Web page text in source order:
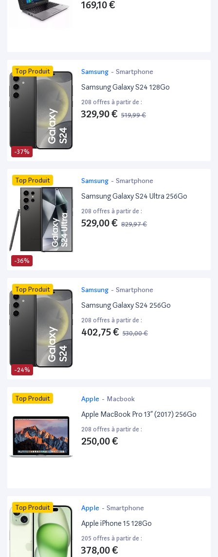
169,10 €
-37%
Top Produit Samsung - Smartphone
Samsung Galaxy S24 128Go
208 offres à partir de :
329,90 € 519,99 €
-36%
Top Produit Samsung - Smartphone
Samsung Galaxy S24 Ultra 256Go
208 offres à partir de :
529,00 € 829,97 €
-24%
Top Produit Samsung - Smartphone
Samsung Galaxy S24 256Go
208 offres à partir de :
402,75 € 530,00 €
Top Produit Apple - Macbook
Apple MacBook Pro 13” (2017) 256Go
208 offres à partir de :
250,00 €
Top Produit Apple - Smartphone
Apple iPhone 15 128Go
205 offres à partir de :
378,00 €